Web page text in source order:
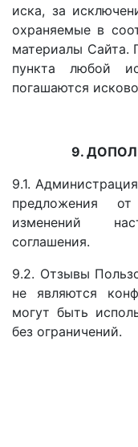
иска, за
охраняемые в
материалы Сайта.
пункта любой
погашаются
9.
9.1.
предложения от
изменений
соглашения.
9.2. Отзывы
не являются
могут быть
без ограничений.